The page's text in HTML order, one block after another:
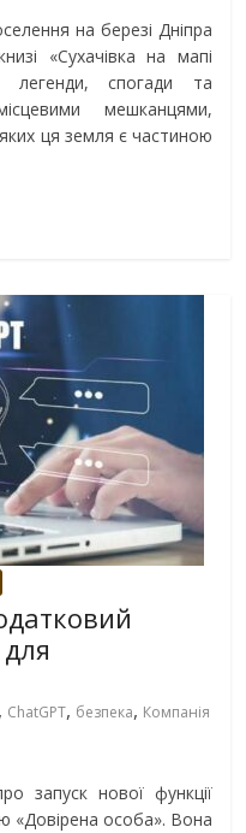
на березі Дніпра
«Сухачівка на мапі
легенди, спогади та
мешканцями,
ця земля є частиною
, ChatGPT, безпека, Компанія
запуск нової функції
«Довірена особа». Вона